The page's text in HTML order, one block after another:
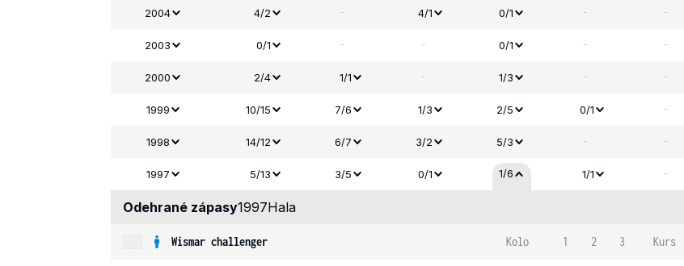
2004 4/2 - 4/1 0/1 - -
2003 0/1 - - 0/1 - -
2000 2/4 1/1 - 1/3 - -
1999 10/15 7/6 1/3 2/5 0/1 -
1998 14/12 6/7 3/2 5/3 - -
1997 5/13 3/5 0/1 1/6 1/1 -
Odehrané zápasy1997Hala
Wismar challenger Kolo 1 2 3 Kurs